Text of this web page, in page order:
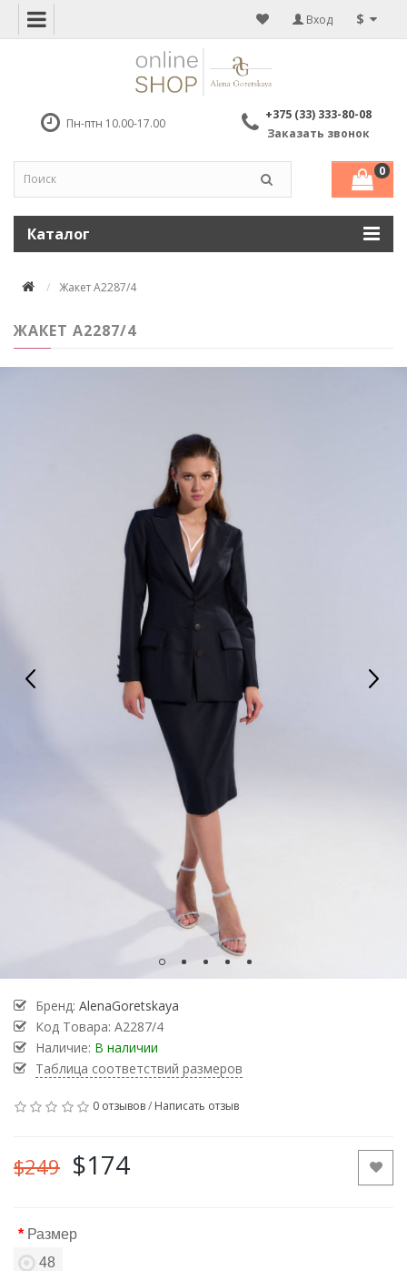
$
Вход
Пн-птн 10.00-17.00
+375 (33) 333-80-08
Заказать звонок
0
Каталог
Жакет А2287/4
ЖАКЕТ А2287/4
Бренд: AlenaGoretskaya
Код Товара: А2287/4
Наличие: В наличии
Таблица соответствий размеров
0 отзывов/ Написать отзыв
$249 $174
Размер
48